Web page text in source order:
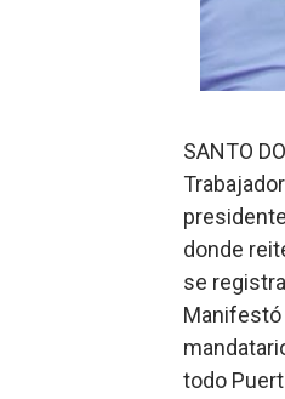
SANTO
donde
se
Manifestó
todo